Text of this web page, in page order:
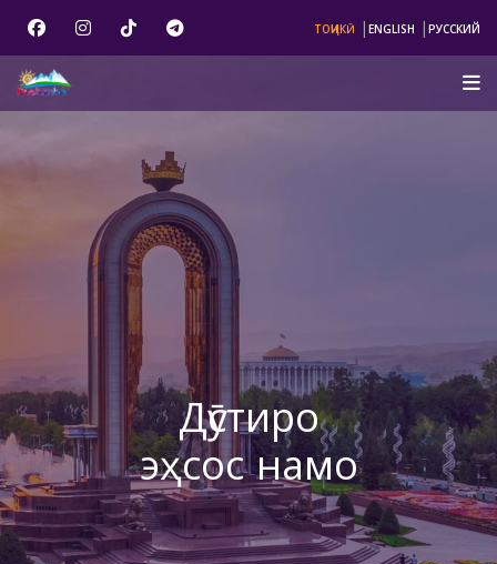
ТОҶИКӢ | ENGLISH | РУССКИЙ
Дӯстиро
эҳсос намо